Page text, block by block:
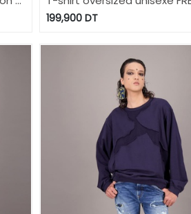
Selvedge And Raw Look -
199,900DT